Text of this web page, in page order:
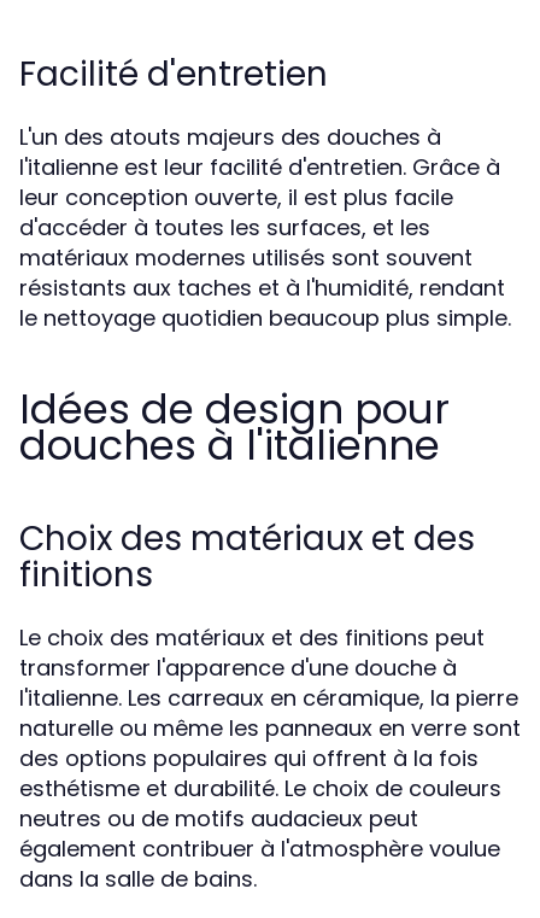
Facilité d'entretien
L'un des atouts majeurs des douches à
l'italienne est leur facilité d'entretien. Grâce à
leur conception ouverte, il est plus facile
d'accéder à toutes les surfaces, et les
matériaux modernes utilisés sont souvent
résistants aux taches et à l'humidité, rendant
le nettoyage quotidien beaucoup plus simple.
Idées de design pour
douches à l'italienne
Choix des matériaux et des
finitions
Le choix des matériaux et des finitions peut
transformer l'apparence d'une douche à
l'italienne. Les carreaux en céramique, la pierre
naturelle ou même les panneaux en verre sont
des options populaires qui offrent à la fois
esthétisme et durabilité. Le choix de couleurs
neutres ou de motifs audacieux peut
également contribuer à l'atmosphère voulue
dans la salle de bains.